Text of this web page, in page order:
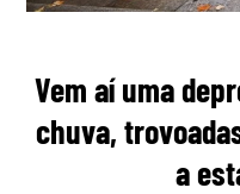
Vem aí uma
chuva,
a